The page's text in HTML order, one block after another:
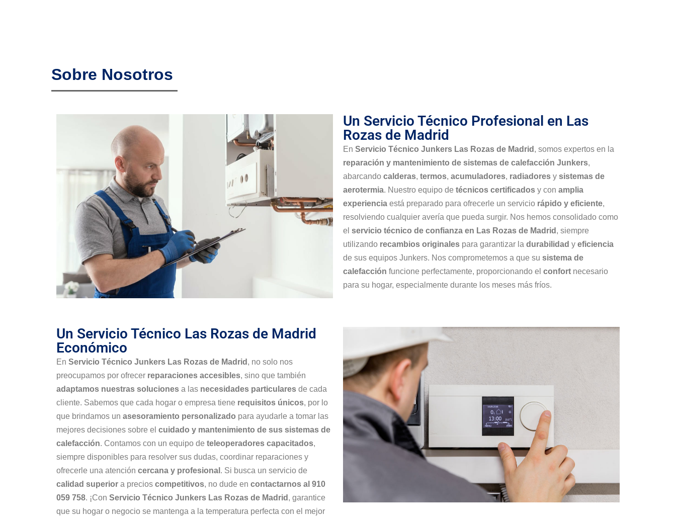
Sobre Nosotros
Un Servicio Técnico Profesional en Las
Rozas de Madrid
En Servicio Técnico Junkers Las Rozas de Madrid , somos expertos en la
reparación y mantenimiento de sistemas de calefacción Junkers,
abarcando calderas, termos, acumuladores, radiadores y sistemas de
aerotermia. Nuestro equipo de técnicos certificados y con amplia
experiencia está preparado para ofrecerle un servicio rápido y eficiente,
resolviendo cualquier avería que pueda surgir. Nos hemos consolidado como
el servicio técnico de confianza en Las Rozas de Madrid , siempre
utilizando recambios originales para garantizar la durabilidad y eficiencia
de sus equipos Junkers. Nos comprometemos a que su sistema de
calefacción funcione perfectamente, proporcionando el confort necesario
para su hogar, especialmente durante los meses más fríos.
Un Servicio Técnico Las Rozas de Madrid
Económico
En Servicio Técnico Junkers Las Rozas de Madrid , no solo nos
preocupamos por ofrecer reparaciones accesibles, sino que también
adaptamos nuestras soluciones a las necesidades particulares de cada
cliente. Sabemos que cada hogar o empresa tiene requisitos únicos, por lo
que brindamos un asesoramiento personalizado para ayudarle a tomar las
mejores decisiones sobre el cuidado y mantenimiento de sus sistemas de
calefacción. Contamos con un equipo de teleoperadores capacitados,
siempre disponibles para resolver sus dudas, coordinar reparaciones y
ofrecerle una atención cercana y profesional . Si busca un servicio de
calidad superior a precios competitivos, no dude en contactarnos al 910
059 758. ¡Con Servicio Técnico Junkers Las Rozas de Madrid , garantice
que su hogar o negocio se mantenga a la temperatura perfecta con el mejor